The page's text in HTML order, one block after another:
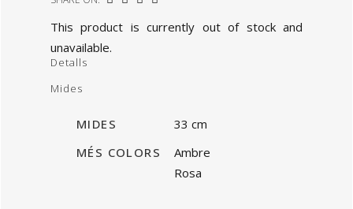
This product is currently out of stock and
unavailable.
Detalls
Mides
MIDES
33 cm
MÉS COLORS
Ambre
Rosa